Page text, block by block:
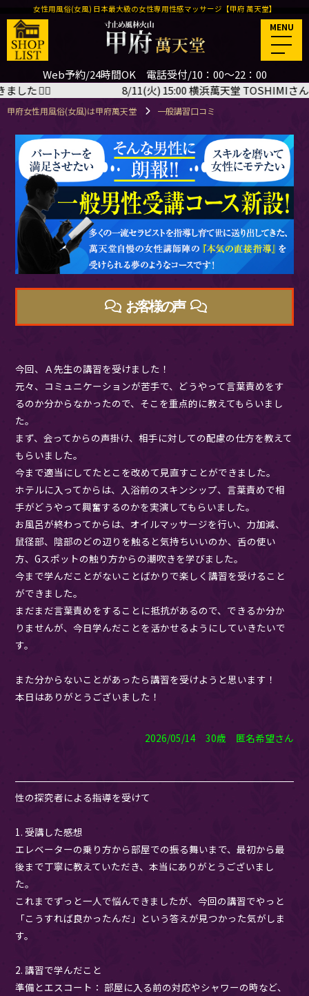
Web予約/24時間OK 電話受付/10：00～22：00
女性用風俗(女風) 日本最大級の女性専用性感マッサージ【甲府 萬天堂】
MENU
甲府女性用風俗(女風)は甲府萬天堂 一般講習口コミ
15:00 横浜萬天堂 TOSHIMIさん＜暑気払いイベント120分＞ご
お客様の声
今回、Ａ先生の講習を受けました！
元々、コミュニケーションが苦手で、どうやって言葉責めをす
るのか分からなかったので、そこを重点的に教えてもらいまし
た。
まず、会ってからの声掛け、相手に対しての配慮の仕方を教えて
もらいました。
今まで適当にしてたとこを改めて見直すことができました。
ホテルに入ってからは、入浴前のスキンシップ、言葉責めで相
手がどうやって興奮するのかを実演してもらいました。
お風呂が終わってからは、オイルマッサージを行い、力加減、
鼠径部、陰部のどの辺りを触ると気持ちいいのか、舌の使い
方、Gスポットの触り方からの潮吹きを学びました。
今まで学んだことがないことばかりで楽しく講習を受けること
ができました。
まだまだ言葉責めをすることに抵抗があるので、できるか分か
りませんが、今日学んだことを活かせるようにしていきたいで
す。
また分からないことがあったら講習を受けようと思います！
本日はありがとうございました！
2026/05/14 30歳 匿名希望さん
性の探究者による指導を受けて
1. 受講した感想
エレベーターの乗り方から部屋での振る舞いまで、最初から最
後まで丁寧に教えていただき、本当にありがとうございまし
た。
これまでずっと一人で悩んできましたが、今回の講習でやっと
「こうすれば良かったんだ」という答えが見つかった気がしま
す。
2. 講習で学んだこと
準備とエスコート： 部屋に入る前の対応やシャワーの時など、